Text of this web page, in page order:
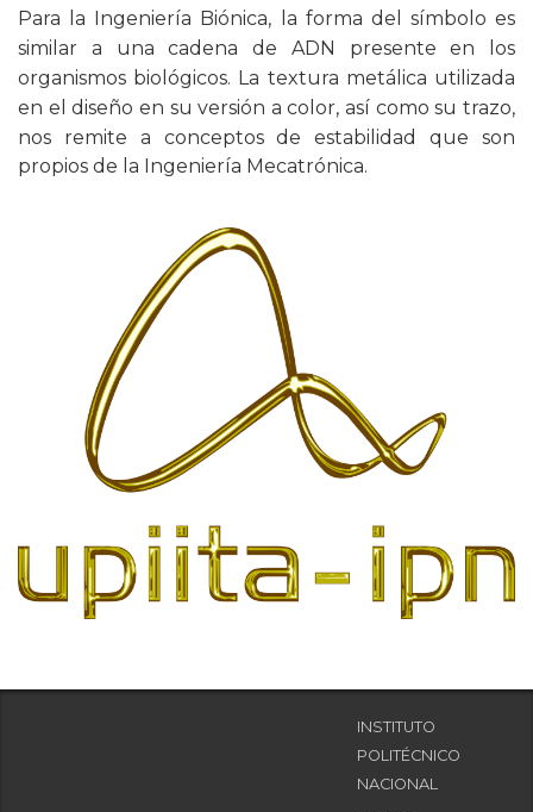
Para la Ingeniería Biónica, la forma del símbolo es
similar a una cadena de ADN presente en los
organismos biológicos. La textura metálica utilizada
en el diseño en su versión a color, así como su trazo,
nos remite a conceptos de estabilidad que son
propios de la Ingeniería Mecatrónica.
INSTITUTO
POLITÉCNICO
NACIONAL